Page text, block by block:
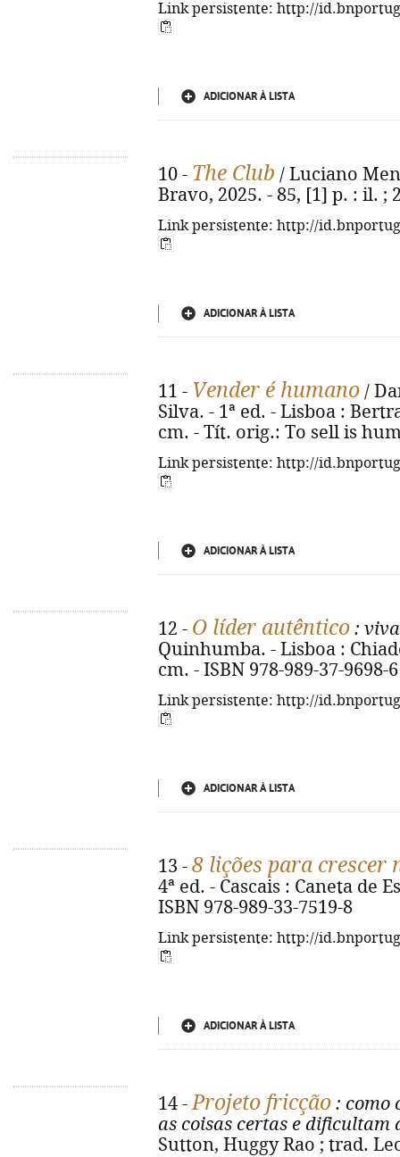
Link persistente: http://
ADICIONAR À LISTA
10 - The Club / Luciano
Bravo, 2025. - 85, [1] p. : il. ;
Link persistente: http://
ADICIONAR À LISTA
11 - Vender é humano /
Silva. - 1ª ed. - Lisboa :
cm. - Tít. orig.: To sell is
Link persistente: http://
ADICIONAR À LISTA
12 - O líder autêntico :
Quinhumba. - Lisboa :
cm. - ISBN 978-989-37-9698-6
Link persistente: http://
ADICIONAR À LISTA
13 - 8 lições para crescer
4ª ed. - Cascais : Caneta de
ISBN 978-989-33-7519-8
Link persistente: http://
ADICIONAR À LISTA
14 -Projeto fricção : como
as coisas certas e dificultam
Sutton, Huggy Rao ; trad.